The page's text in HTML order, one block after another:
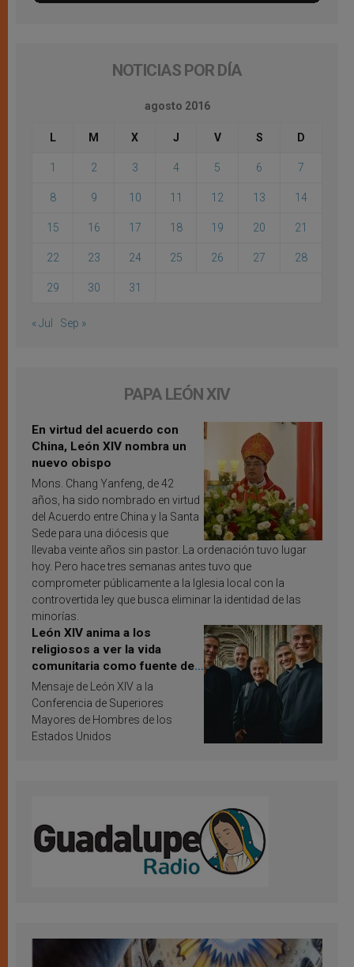
NOTICIAS POR DÍA
agosto 2016
L M X J V S D
1 2 3 4 5 6 7
8 9 10 11 12 13 14
15 16 17 18 19 20 21
22 23 24 25 26 27 28
29 30 31
« Jul Sep »
PAPA LEÓN XIV
En virtud del acuerdo con
China, León XIV nombra un
nuevo obispo
Mons. Chang Yanfeng, de 42
años, ha sido nombrado en virtud
del Acuerdo entre China y la Santa
Sede para una diócesis que
llevaba veinte años sin pastor. La ordenación tuvo lugar
hoy. Pero hace tres semanas antes tuvo que
comprometer públicamente a la Iglesia local con la
controvertida ley que busca eliminar la identidad de las
minorías.
León XIV anima a los
religiosos a ver la vida
comunitaria como fuente de
inspiración y santificación
Mensaje de León XIV a la
Conferencia de Superiores
Mayores de Hombres de los
Estados Unidos